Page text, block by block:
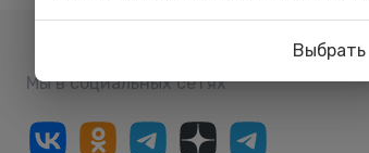
Мы в социальных сетях
Выбрать